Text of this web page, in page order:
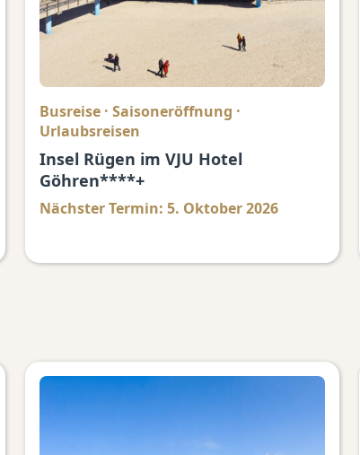
Busreise ·Saisoneröffnung ·
Urlaubsreisen
Insel Rügen im VJU Hotel
Göhren****+
Nächster Termin: 5. Oktober 2026